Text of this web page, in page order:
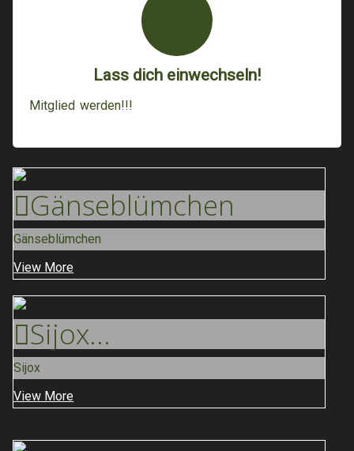
Lass dich einwechseln!
Mitglied werden!!!
GänseBlümchen
Gänseblümchen
View More
Sijox...
Sijox
View More